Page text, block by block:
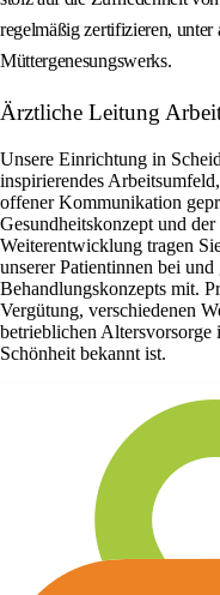
regelmäßig zertifizieren, unter
Müttergenesungswerks.
Ärztliche Leitung
Unsere Einrichtung in
inspirierendes
offener Kommunikation
Gesundheitskonzept und
Weiterentwicklung tragen
unserer Patientinnen bei
Behandlungskonzepts mit.
Vergütung, verschiedenen
betrieblichen
Schönheit bekannt ist.